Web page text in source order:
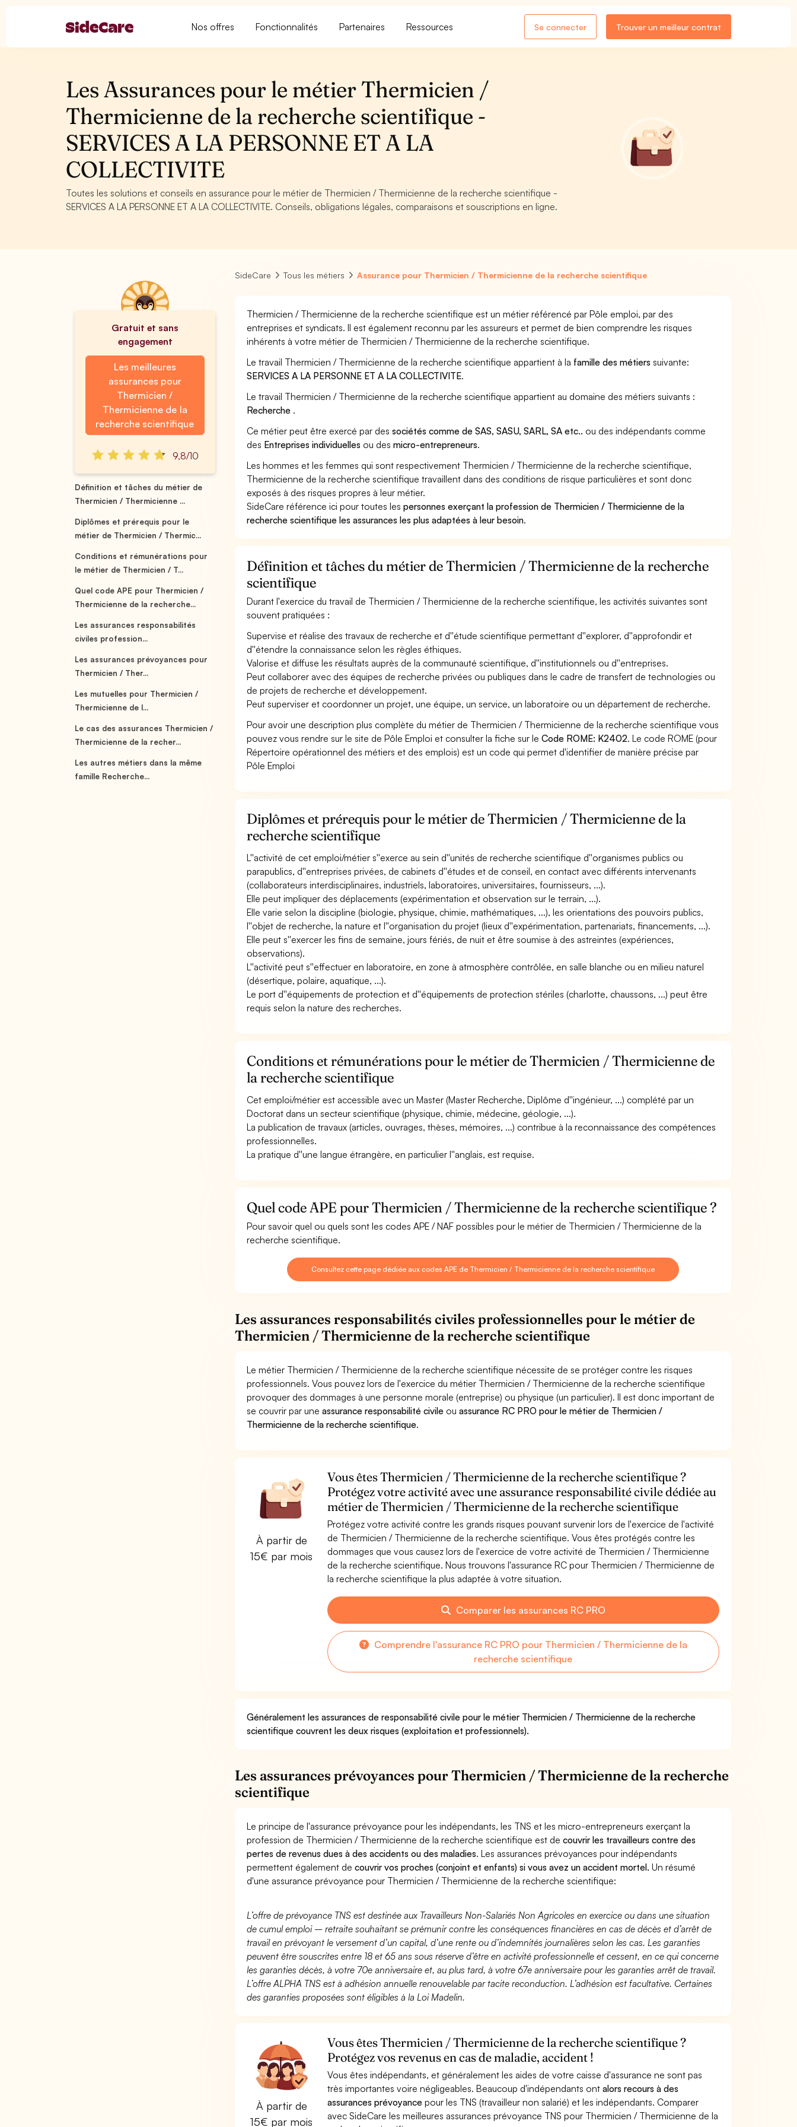
Nos offres Fonctionnalités Partenaires Ressources Se connecter Trouver un meilleur contrat
Les Assurances pour le métier Thermicien /
Thermicienne de la recherche scientifique -
SERVICES A LA PERSONNE ET A LA
COLLECTIVITE
Toutes les solutions et conseils en assurance pour le métier de Thermicien / Thermicienne de la recherche scientifique -
SERVICES A LA PERSONNE ET A LA COLLECTIVITE. Conseils, obligations légales, comparaisons et souscriptions en ligne.
Gratuit et sans
engagement
Les meilleures
assurances pour
Thermicien /
Thermicienne de la
recherche scientifique
9,8/10
Définition et tâches du métier de
Thermicien / Thermicienne ...
Diplômes et prérequis pour le
métier de Thermicien / Thermic...
Conditions et rémunérations pour
le métier de Thermicien / T...
Quel code APE pour Thermicien /
Thermicienne de la recherche...
Les assurances responsabilités
civiles profession...
Les assurances prévoyances pour
Thermicien / Ther...
Les mutuelles pour Thermicien /
Thermicienne de l...
Le cas des assurances Thermicien /
Thermicienne de la recher...
Les autres métiers dans la même
famille Recherche...
SideCare Tous les métiers Assurance pour Thermicien / Thermicienne de la recherche scientifique
Thermicien / Thermicienne de la recherche scientifique est un métier référencé par Pôle emploi, par des
entreprises et syndicats. Il est également reconnu par les assureurs et permet de bien comprendre les risques
inhérents à votre métier de Thermicien / Thermicienne de la recherche scientifique.
Le travail Thermicien / Thermicienne de la recherche scientifique appartient à la famille des métiers suivante:
SERVICES A LA PERSONNE ET A LA COLLECTIVITE.
Le travail Thermicien / Thermicienne de la recherche scientifique appartient au domaine des métiers suivants :
Recherche .
Ce métier peut être exercé par dessociétés comme de SAS, SASU, SARL, SA etc.. ou des indépendants comme
des Entreprises individuelles ou desmicro-entrepreneurs.
Les hommes et les femmes qui sont respectivement Thermicien / Thermicienne de la recherche scientifique,
Thermicienne de la recherche scientifique travaillent dans des conditions de risque particulières et sont donc
exposés à des risques propres à leur métier.
SideCare référence ici pour toutes lespersonnes exerçant la profession de Thermicien / Thermicienne de la
recherche scientifique les assurances les plus adaptées à leur besoin.
Définition et tâches du métier de Thermicien / Thermicienne de la recherche
scientifique
Durant l'exercice du travail de Thermicien / Thermicienne de la recherche scientifique, les activités suivantes sont
souvent pratiquées :
Supervise et réalise des travaux de recherche et d''étude scientifique permettant d''explorer, d''approfondir et
d''étendre la connaissance selon les règles éthiques.
Valorise et diffuse les résultats auprès de la communauté scientifique, d''institutionnels ou d''entreprises.
Peut collaborer avec des équipes de recherche privées ou publiques dans le cadre de transfert de technologies ou
de projets de recherche et développement.
Peut superviser et coordonner un projet, une équipe, un service, un laboratoire ou un département de recherche.
Pour avoir une description plus complète du métier de Thermicien / Thermicienne de la recherche scientifique vous
pouvez vous rendre sur le site de Pôle Emploi et consulter la fiche sur leCode ROME: K2402. Le code ROME (pour
Répertoire opérationnel des métiers et des emplois) est un code qui permet d'identifier de manière précise par
Pôle Emploi
Diplômes et prérequis pour le métier de Thermicien / Thermicienne de la
recherche scientifique
L''activité de cet emploi/métier s''exerce au sein d''unités de recherche scientifique d''organismes publics ou
parapublics, d''entreprises privées, de cabinets d''études et de conseil, en contact avec différents intervenants
(collaborateurs interdisciplinaires, industriels, laboratoires, universitaires, fournisseurs, ...).
Elle peut impliquer des déplacements (expérimentation et observation sur le terrain, ...).
Elle varie selon la discipline (biologie, physique, chimie, mathématiques, ...), les orientations des pouvoirs publics,
l''objet de recherche, la nature et l''organisation du projet (lieux d''expérimentation, partenariats, financements, ...).
Elle peut s''exercer les fins de semaine, jours fériés, de nuit et être soumise à des astreintes (expériences,
observations).
L''activité peut s''effectuer en laboratoire, en zone à atmosphère contrôlée, en salle blanche ou en milieu naturel
(désertique, polaire, aquatique, ...).
Le port d''équipements de protection et d''équipements de protection stériles (charlotte, chaussons, ...) peut être
requis selon la nature des recherches.
Conditions et rémunérations pour le métier de Thermicien / Thermicienne de
la recherche scientifique
Cet emploi/métier est accessible avec un Master (Master Recherche, Diplôme d''ingénieur, ...) complété par un
Doctorat dans un secteur scientifique (physique, chimie, médecine, géologie, ...).
La publication de travaux (articles, ouvrages, thèses, mémoires, ...) contribue à la reconnaissance des compétences
professionnelles.
La pratique d''une langue étrangère, en particulier l''anglais, est requise.
Quel code APE pour Thermicien / Thermicienne de la recherche scientifique ?
Pour savoir quel ou quels sont les codes APE / NAF possibles pour le métier de Thermicien / Thermicienne de la
recherche scientifique.
Consultez cette page dédiée aux codes APE de Thermicien / Thermicienne de la recherche scientifique
Les assurances responsabilités civiles professionnelles pour le métier de
Thermicien / Thermicienne de la recherche scientifique
Le métier Thermicien / Thermicienne de la recherche scientifique nécessite de se protéger contre les risques
professionnels. Vous pouvez lors de l'exercice du métier Thermicien / Thermicienne de la recherche scientifique
provoquer des dommages à une personne morale (entreprise) ou physique (un particulier). Il est donc important de
se couvrir par uneassurance responsabilité civile ouassurance RC PRO pour le métier de Thermicien /
Thermicienne de la recherche scientifique.
À partir de
15€ par mois
Vous êtes Thermicien / Thermicienne de la recherche scientifique ?
Protégez votre activité avec une assurance responsabilité civile dédiée au
métier de Thermicien / Thermicienne de la recherche scientifique
Protégez votre activité contre les grands risques pouvant survenir lors de l'exercice de l'activité
de Thermicien / Thermicienne de la recherche scientifique. Vous êtes protégés contre les
dommages que vous causez lors de l'exercice de votre activité de Thermicien / Thermicienne
de la recherche scientifique. Nous trouvons l'assurance RC pour Thermicien / Thermicienne de
la recherche scientifique la plus adaptée à votre situation.
Comparer les assurances RC PRO
Comprendre l'assurance RC PRO pour Thermicien / Thermicienne de la
recherche scientifique
Généralement les assurances de responsabilité civile pour le métier Thermicien / Thermicienne de la recherche
scientifique couvrent les deux risques (exploitation et professionnels).
Les assurances prévoyances pour Thermicien / Thermicienne de la recherche
scientifique
Le principe de l'assurance prévoyance pour les indépendants, les TNS et les micro-entrepreneurs exerçant la
profession de Thermicien / Thermicienne de la recherche scientifique est decouvrir les travailleurs contre des
pertes de revenus dues à des accidents ou des maladies. Les assurances prévoyances pour indépendants
permettent également decouvrir vos proches (conjoint et enfants) si vous avez un accident mortel. Un résumé
d'une assurance prévoyance pour Thermicien / Thermicienne de la recherche scientifique:
L’offre de prévoyance TNS est destinée aux Travailleurs Non-Salariés Non Agricoles en exercice ou dans une situation
de cumul emploi – retraite souhaitant se prémunir contre les conséquences financières en cas de décès et d’arrêt de
travail en prévoyant le versement d’un capital, d’une rente ou d’indemnités journalières selon les cas. Les garanties
peuvent être souscrites entre 18 et 65 ans sous réserve d’être en activité professionnelle et cessent, en ce qui concerne
les garanties décès, à votre 70e anniversaire et, au plus tard, à votre 67e anniversaire pour les garanties arrêt de travail.
L’offre ALPHA TNS est à adhésion annuelle renouvelable par tacite reconduction. L’adhésion est facultative. Certaines
des garanties proposées sont éligibles à la Loi Madelin.
À partir de
15€ par mois
Vous êtes Thermicien / Thermicienne de la recherche scientifique ?
Protégez vos revenus en cas de maladie, accident !
Vous êtes indépendants, et généralement les aides de votre caisse d'assurance ne sont pas
très importantes voire négligeables. Beaucoup d'indépendants ont alors recours à des
assurances prévoyancepour les TNS (travailleur non salarié) et les indépendants. Comparer
avec SideCare les meilleures assurances prévoyance TNS pour Thermicien / Thermicienne de la